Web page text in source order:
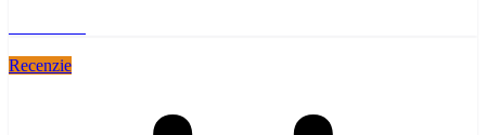
Recenzie